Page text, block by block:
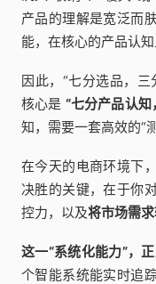
产品的理解是宽泛而
能，在核心的产品认知
因此，“七分选品，
核心是 “七分产品认
知，需要一套高效的“
在今天的电商环境下
决胜的关键，在于你
控力，以及将市场需
这一“系统化能力”，
个智能系统能实时追